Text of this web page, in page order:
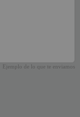
Ejemplo de lo que te enviamos